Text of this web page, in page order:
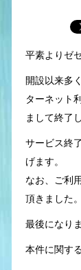
平素よりゼ
開設以来多
ターネット
まして終了
サービス終
げます。
なお、ご利
頂きました。
最後になり
本件に関す